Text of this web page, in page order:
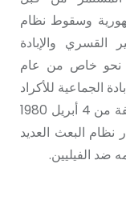
وسقوط نظام
القسري والإبادة
نحو خاص من عام
الجماعية للأكراد
الفيليين. وقعت إبادة الفيليون بطرق مختلفة من 4 أبريل 1980
أصدر نظام البعث العديد
ضد الفيليين.